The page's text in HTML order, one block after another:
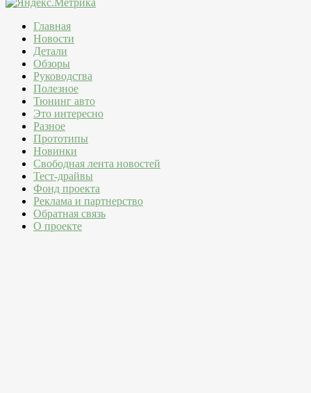
Главная
Новости
Детали
Обзоры
Руководства
Полезное
Тюнинг авто
Это интересно
Разное
Прототипы
Новинки
Свободная лента новостей
Тест-драйвы
Фонд проекта
Реклама и партнерство
Обратная связь
О проекте